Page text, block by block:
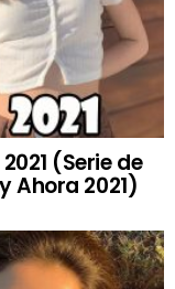
(Serie de
Ahora 2021)